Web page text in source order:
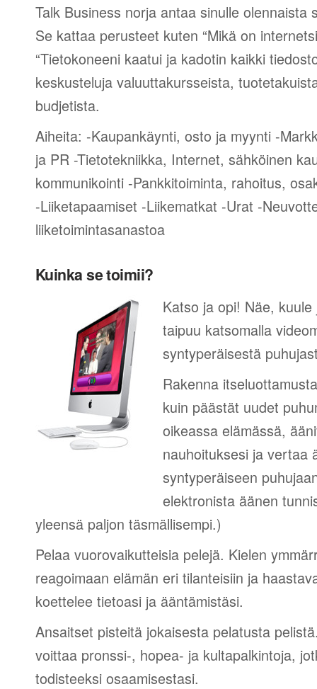
Talk Business norja antaa sinulle olennaista
Se kattaa perusteet kuten “Mikä on
“Tietokoneeni kaatui ja kadotin kaikki
keskusteluja valuuttakursseista,
budjetista.
Aiheita: -Kaupankäynti, osto ja myynti -
ja PR -Tietotekniikka, Internet, sähköinen
kommunikointi -Pankkitoiminta, rahoitus,
-Liiketapaamiset -Liikematkat -Urat -
liiketoimintasanastoa
Kuinka se toimii?
Katso ja opi! Näe,
taipuu katsomalla
syntyperäisestä
Rakenna
kuin päästät uudet
oikeassa elämässä,
nauhoituksesi ja vertaa
syntyperäiseen
elektronista äänen
yleensä paljon täsmällisempi.)
Pelaa vuorovaikutteisia pelejä. Kielen
reagoimaan elämän eri tilanteisiin ja
koettelee tietoasi ja ääntämistäsi.
Ansaitset pisteitä jokaisesta pelatusta
voittaa pronssi-, hopea- ja kultapalkintoja,
todisteeksi osaamisestasi.